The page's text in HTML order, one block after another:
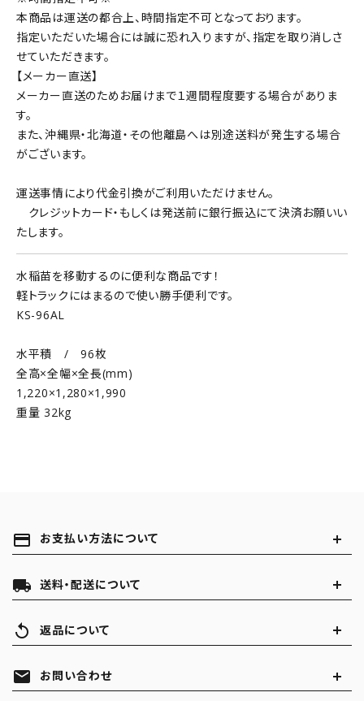
本商品は運送の都合上、時間指定不可となっております。
指定いただいた場合には誠に恐れ入りますが、指定を取り消しさ
せていただきます。
【メーカー直送】
メーカー直送のためお届けまで１週間程度要する場合がありま
す。
また、沖縄県・北海道・その他離島へは別途送料が発生する場合
がございます。
運送事情により代金引換がご利用いただけません。
クレジットカード・もしくは発送前に銀行振込にて決済お願いい
たします。
水稲苗を移動するのに便利な商品です！
軽トラックにはまるので使い勝手便利です。
KS-96AL
水平積 / 96枚
全高×全幅×全長(mm)
1,220×1,280×1,990
重量 32kg
payment お支払い方法について
local_shipping 送料・配送について
replay 返品について
mail お問い合わせ